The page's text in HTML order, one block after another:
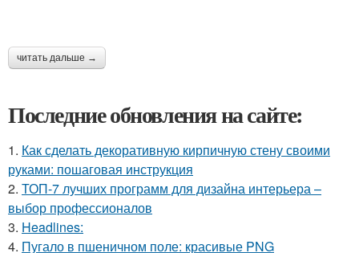
читать дальше →
Последние обновления на сайте:
1. Как сделать декоративную кирпичную стену своими
руками: пошаговая инструкция
2. ТОП-7 лучших программ для дизайна интерьера –
выбор профессионалов
3. Headlines:
4. Пугало в пшеничном поле: красивые PNG